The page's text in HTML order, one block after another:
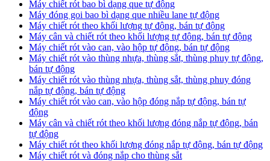
Máy chiết rót bao bì dạng que tự động
Máy đóng goi bao bì dạng que nhiều lane tự động
Máy chiết rót theo khối lượng tự động, bán tự động
Máy cân và chiết rót theo khối lượng tự động, bán tự động
Máy chiết rót vào can, vào hộp tự động, bán tự động
Máy chiết rót vào thùng nhựa, thùng sắt, thùng phuy tự động,
bán tự động
Máy chiết rót vào thùng nhựa, thùng sắt, thùng phuy đóng
nắp tự động, bán tự động
Máy chiết rót vào can, vào hộp đóng nắp tự động, bán tự
động
Máy cân và chiết rót theo khối lượng đóng nắp tự động, bán
tự động
Máy chiết rót theo khối lượng đóng nắp tự động, bán tự động
Máy chiết rót và đóng nắp cho thùng sắt